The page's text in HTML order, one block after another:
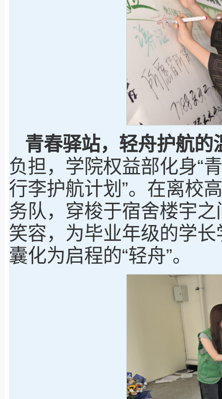
青春驿站， 轻舟护航的
负担，学院权益部化身“
行李护航计划”。在离校
务队，穿梭于宿舍楼宇
笑容，为毕业年级的学
囊化为启程的“轻舟”。